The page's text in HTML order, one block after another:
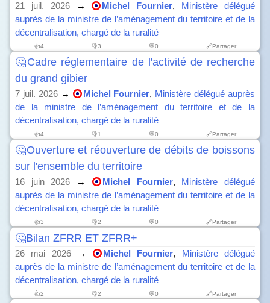
21 juil. 2026→ Michel Fournier, Ministère délégué
auprès de la ministre de l’aménagement du territoire et de la
décentralisation, chargé de la ruralité
👍4 👎3 💬0 🔗Partager
🤔Cadre réglementaire de l'activité de recherche
du grand gibier
7 juil. 2026→ Michel Fournier, Ministère délégué auprès
de la ministre de l’aménagement du territoire et de la
décentralisation, chargé de la ruralité
👍4 👎1 💬0 🔗Partager
🤔Ouverture et réouverture de débits de boissons
sur l'ensemble du territoire
16 juin 2026 → Michel Fournier, Ministère délégué
auprès de la ministre de l’aménagement du territoire et de la
décentralisation, chargé de la ruralité
👍3 👎2 💬0 🔗Partager
🤔Bilan ZFRR ET ZFRR+
26 mai 2026→ Michel Fournier, Ministère délégué
auprès de la ministre de l’aménagement du territoire et de la
décentralisation, chargé de la ruralité
👍2 👎2 💬0 🔗Partager